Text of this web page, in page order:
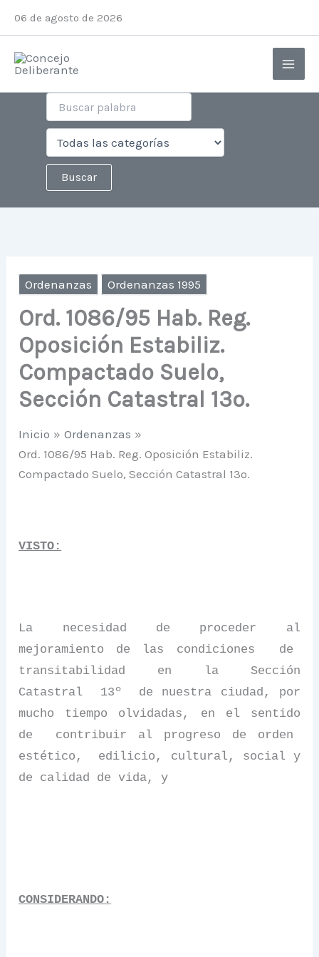
contenido
06 de agosto de 2026
Ordenanzas Ordenanzas 1995
Ord. 1086/95 Hab. Reg.
Oposición Estabiliz.
Compactado Suelo,
Sección Catastral 13º.
Inicio
Ordenanzas
Ord. 1086/95 Hab. Reg. Oposición Estabiliz.
Compactado Suelo, Sección Catastral 13º.
VISTO:
La necesidad de proceder al
mejoramiento de las condiciones
de
transitabilidad en la Sección
Catastral
13º
de nuestra ciudad, por
mucho tiempo olvidadas, en el sentido
de
contribuir al progreso de orden
estético,
edilicio, cultural, social y
de calidad de vida, y
CONSIDERANDO: